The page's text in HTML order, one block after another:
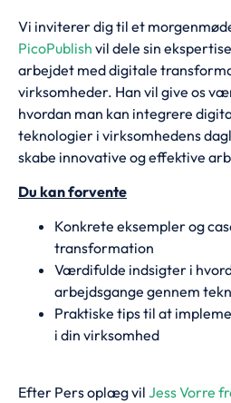
Vi inviterer dig til et
PicoPublish vil dele sin
arbejdet med digitale
virksomheder. Han vil give os
hvordan man kan integrere
teknologier i virksomhedens
skabe innovative og effektive
Du kan forvente
Konkrete eksempler og
transformation
Værdifulde indsigter i
arbejdsgange gennem
Praktiske tips til at
i din virksomhed
Efter Pers oplæg vil Jess Vorre